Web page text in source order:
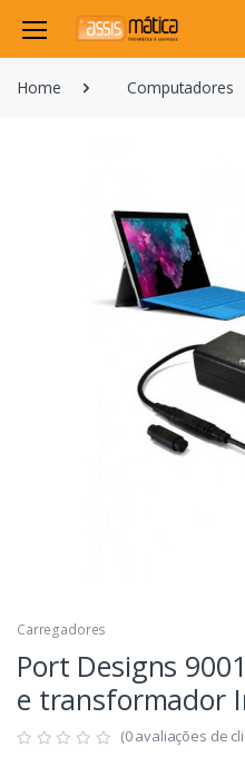
Home Computadores
Carregadores
Port Designs
e transformador
(0 avaliações de